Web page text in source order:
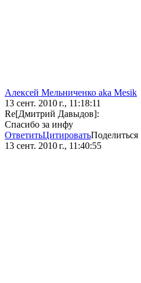
Алексей Мельниченко aka Mesik
13 сент. 2010 г., 11:18:11
Re[Дмитрий Давыдов]:
Спасибо за инфу
ОтветитьЦитироватьПоделиться
13 сент. 2010 г., 11:40:55